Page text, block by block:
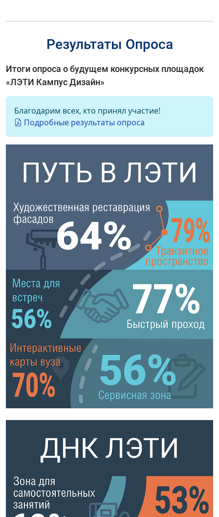
Результаты Опроса
Итоги опроса о будущем конкурсных площадок
«ЛЭТИ Кампус Дизайн»
Благодарим всех, кто принял участие!
Подробные результаты опроса